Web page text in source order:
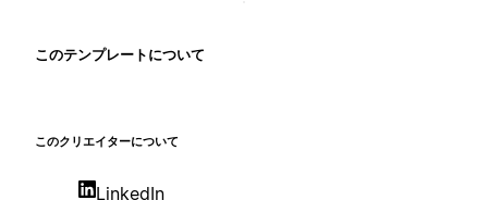
このテンプレートについて
このクリエイターについて
LinkedIn